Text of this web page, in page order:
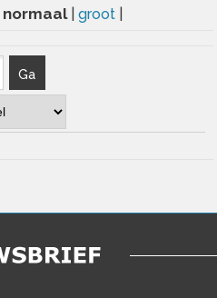
normaal groot
Ga